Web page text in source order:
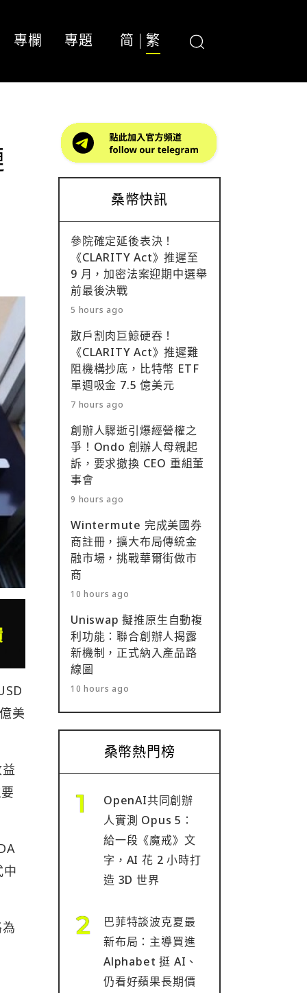
專欄 專題 简 繁
美
桑幣快訊
參院確定延後表決！
《CLARITY Act》推遲至
9 月，加密法案迎期中選舉
前最後決戰
5 hours ago
散戶割肉巨鯨硬吞！
《CLARITY Act》推遲難
阻機構抄底，比特幣 ETF
單週吸金 7.5 億美元
7 hours ago
創辦人驟逝引爆經營權之
爭！Ondo 創辦人母親起
訴，要求撤換 CEO 重組董
事會
9 hours ago
Wintermute 完成美國券
商註冊，擴大布局傳統金
融市場，挑戰華爾街做市
商
10 hours ago
Uniswap 擬推原生自動複
利功能：聯合創辦人揭露
新機制，正式納入產品路
線圖
10 hours ago
桑幣熱門榜
OpenAI共同創辦
人實測 Opus 5：
給一段《魔戒》文
字，AI 花 2 小時打
造 3D 世界
巴菲特談波克夏最
新布局：主導買進
Alphabet 挺 AI、
仍看好蘋果長期價